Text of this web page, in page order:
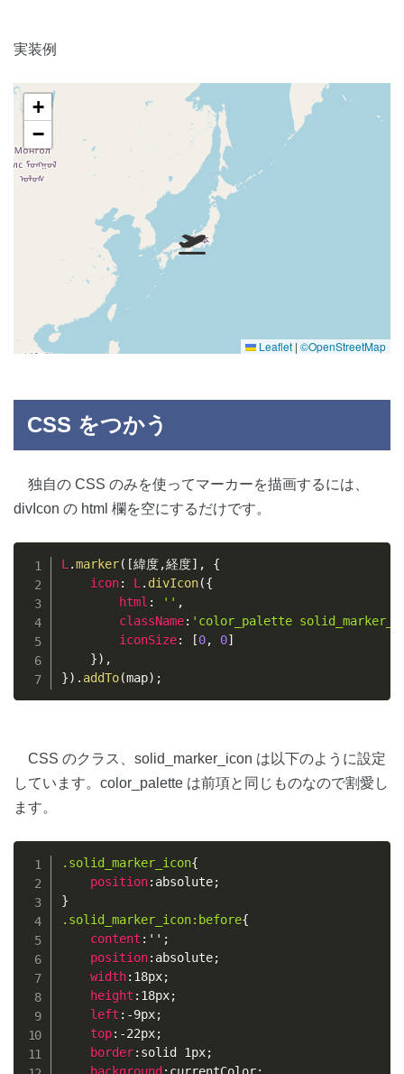
実装例
+
−
Leaflet | ©OpenStreetMap
CSS をつかう
独自の CSS のみを使ってマーカーを描画するには、
divIcon の html 欄を空にするだけです。
L .marker( [緯度,経度] ,
{
icon: L . divIcon({
html : '' ,
className: 'color_palette
iconSize: [0, 0]
}) ,
}) . addTo(map) ;
CSS のクラス、solid_marker_icon は以下のように設定
しています。color_palette は前項と同じものなので割愛し
ます。
.solid_marker_icon{
position: absolute;
}
.solid_marker_icon:before{
content : '' ;
position: absolute;
width: 18px;
height : 18px;
left : -9px;
top: -22px;
border: solid 1px;
background : currentColor;